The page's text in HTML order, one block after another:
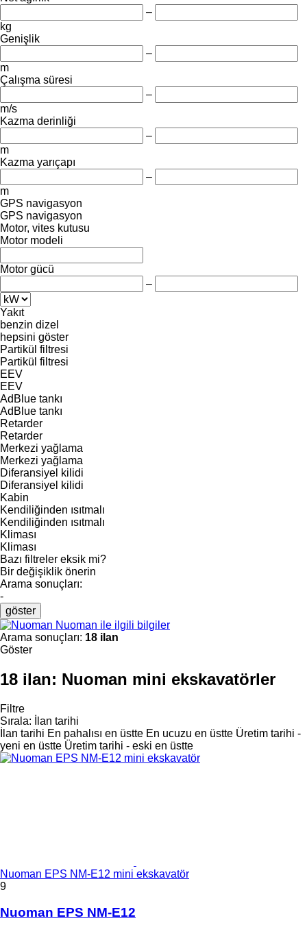
–
kg
Genişlik
–
m
Çalışma süresi
–
m/s
Kazma derinliği
–
m
Kazma yarıçapı
–
m
GPS navigasyon
GPS navigasyon
Motor, vites kutusu
Motor modeli
Motor gücü
–
Yakıt
benzin dizel
hepsini göster
Partikül filtresi
Partikül filtresi
EEV
EEV
AdBlue tankı
AdBlue tankı
Retarder
Retarder
Merkezi yağlama
Merkezi yağlama
Diferansiyel kilidi
Diferansiyel kilidi
Kabin
Kendiliğinden ısıtmalı
Kendiliğinden ısıtmalı
Kliması
Kliması
Bazı filtreler eksik mi?
Bir değişiklik önerin
Arama sonuçları:
-
göster
Nuoman ile ilgili bilgiler
Arama sonuçları: 18 ilan
Göster
18 ilan: Nuoman mini ekskavatörler
Filtre
Sırala:
İlan tarihi
İlan tarihi En pahalısı en üstte En ucuzu en üstte Üretim tarihi -
yeni en üstte Üretim tarihi - eski en üstte
Nuoman EPS NM-E12 mini ekskavatör
9
Nuoman EPS NM-E12